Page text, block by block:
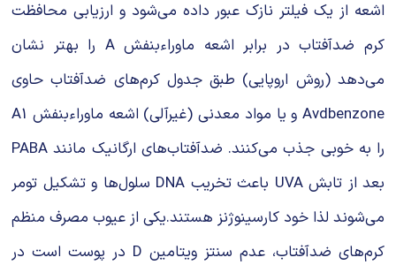
اشعه از یک فیلتر نازک عبور داده می‌شود و ارزیابی محافظت
کرم ضدآفتاب در برابر اشعه ماوراءبنفش A را بهتر نشان
می‌دهد (روش اروپایی) طبق جدول کرم‌های ضدآفتاب حاوی
Avdbenzone و یا مواد معدنی (غیرآلی) اشعه ماوراءبنفش A1
را به خوبی جذب می‌کنند. ضدآفتاب‌های ارگانیک مانند PABA
بعد از تابش UVA باعث تخریب DNA سلول‌ها و تشکیل تومر
می‌شوند لذا خود کارسینوژنز هستند.یکی از عیوب مصرف منظم
کرم‌های ضدآفتاب، عدم سنتز ویتامین D در پوست است در